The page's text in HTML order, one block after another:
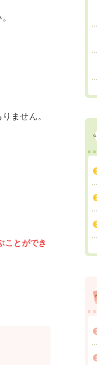
ません。
ことができ